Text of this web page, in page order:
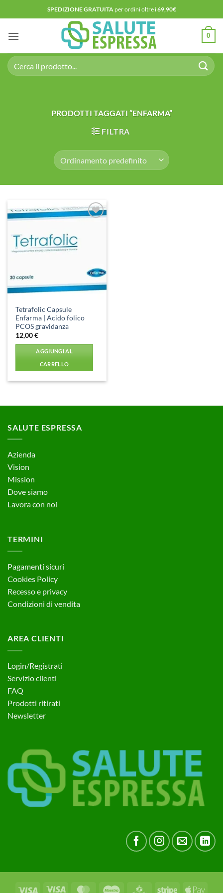
ai
contenuti
SPEDIZIONE GRATUITAper ordini oltre i69,90€
0
Cerca:
PRODOTTI TAGGATI “ENFARMA”
FILTRA
Tetrafolic Capsule
Enfarma | Acido folico
PCOS gravidanza
12,00€
AGGIUNGI AL
CARRELLO
SALUTE ESPRESSA
Azienda
Vision
Mission
Dove siamo
Lavora con noi
TERMINI
Pagamenti sicuri
Cookies Policy
Recesso e privacy
Condizioni di vendita
AREA CLIENTI
Login/Registrati
Servizio clienti
FAQ
Prodotti ritirati
Newsletter
Visa Visa MasterCardMaestro CartaSi Stripe Apple